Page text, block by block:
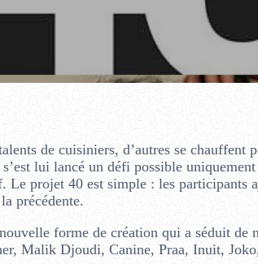
de cuisiniers, d’autres se chauffent
lui lancé un défi possible uniquement
projet 40 est simple : les participants
précédente.
forme de création qui a séduit de
Malik Djoudi, Canine, Praa, Inuit,